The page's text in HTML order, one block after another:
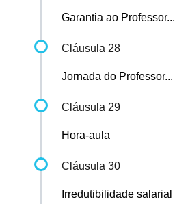
Garantia ao Professor...
Cláusula 28
Jornada do Professor...
Cláusula 29
Hora-aula
Cláusula 30
Irredutibilidade salarial